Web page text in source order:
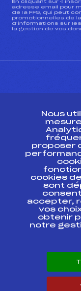
En cliquant sur «
adresse email pour
de la FFS, qui peut
promotionnelles de
d’informations sur
la gestion de vos
ESPACE PRESSE
Ressources
Pass’Neige
Projet
Projet de
Antidopage
Pôle
Scientifique
Listes
Pôle vie de
Carrières
Nous
proposer
cookies
sont
accepter,
vos
obtenir
notre